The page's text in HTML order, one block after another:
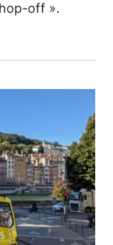
off ».